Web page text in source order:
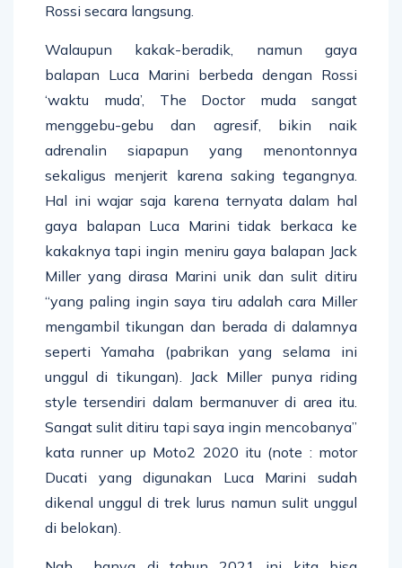
Rossi secara langsung.
Walaupun kakak-beradik, namun gaya
balapan Luca Marini berbeda dengan Rossi
‘waktu muda’, The Doctor muda sangat
menggebu-gebu dan agresif, bikin naik
adrenalin siapapun yang menontonnya
sekaligus menjerit karena saking tegangnya.
Hal ini wajar saja karena ternyata dalam hal
gaya balapan Luca Marini tidak berkaca ke
kakaknya tapi ingin meniru gaya balapan Jack
Miller yang dirasa Marini unik dan sulit ditiru
“yang paling ingin saya tiru adalah cara Miller
mengambil tikungan dan berada di dalamnya
seperti Yamaha (pabrikan yang selama ini
unggul di tikungan). Jack Miller punya riding
style tersendiri dalam bermanuver di area itu.
Sangat sulit ditiru tapi saya ingin mencobanya”
kata runner up Moto2 2020 itu (note : motor
Ducati yang digunakan Luca Marini sudah
dikenal unggul di trek lurus namun sulit unggul
di belokan).